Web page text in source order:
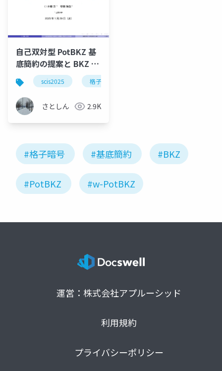
自己双対型 PotBKZ 基
底簡約の提案と BKZ と
の比較scis2025 格子アルゴリズム
さとしん 2.9K
#格子暗号 #基底簡約 #BKZ
#PotBKZ #w-PotBKZ
運営：株式会社アプルーシッド
利用規約
プライバシーポリシー